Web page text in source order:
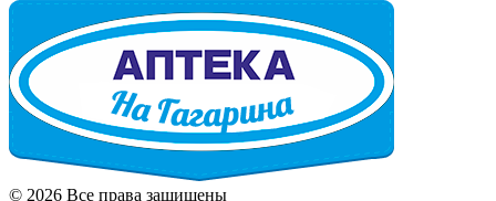
© 2026 Все права защищены